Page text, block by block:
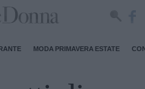
MODA PRIMAVERA ESTATE